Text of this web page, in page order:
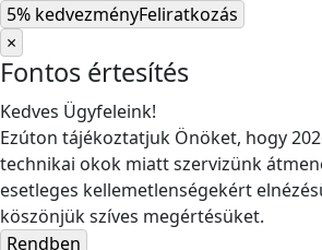
5% kedvezményFeliratkozás
×
Fontos értesítés
Kedves Ügyfeleink!
Ezúton tájékoztatjuk Önöket, hogy
technikai okok miatt szervizünk
esetleges kellemetlenségekért
köszönjük szíves megértésüket.
Rendben